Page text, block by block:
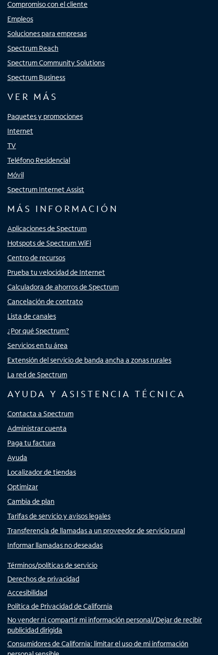
Compromiso con el cliente
Empleos
Soluciones para empresas
Spectrum Reach
Spectrum Community Solutions
Spectrum Business
VER MÁS
Paquetes y promociones
Internet
TV
Teléfono Residencial
Móvil
Spectrum Internet Assist
MÁS INFORMACIÓN
Aplicaciones de Spectrum
Hotspots de Spectrum WiFi
Centro de recursos
Prueba tu velocidad de Internet
Calculadora de ahorros de Spectrum
Cancelación de contrato
Lista de canales
¿Por qué Spectrum?
Servicios en tu área
Extensión del servicio de banda ancha a zonas rurales
La red de Spectrum
AYUDA Y ASISTENCIA TÉCNICA
Contacta a Spectrum
Administrar cuenta
Paga tu factura
Ayuda
Localizador de tiendas
Optimizar
Cambia de plan
Tarifas de servicio y avisos legales
Transferencia de llamadas a un proveedor de servicio rural
Informar llamadas no deseadas
Términos/políticas de servicio
Derechos de privacidad
Accesibilidad
Política de Privacidad de California
No vender ni compartir mi información personal/Dejar de recibir
publicidad dirigida
Consumidores de California: limitar el uso de mi información